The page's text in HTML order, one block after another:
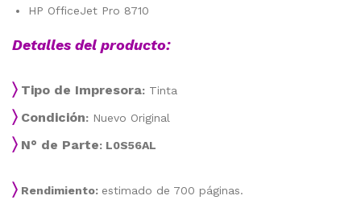
HP OfficeJet Pro 8710
Detalles del producto:
〉 Tipo de Impresora: Tinta
〉 Condición: Nuevo Original
〉 N° de Parte: L0S56AL
〉 Rendimiento: estimado de 700 páginas.